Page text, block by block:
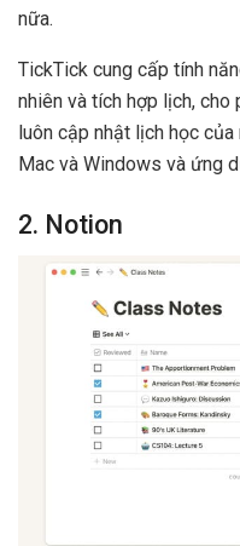
nữa.
TickTick cung cấp tính
nhiên và tích hợp lịch,
luôn cập nhật lịch học
Mac và Windows và ứng
2. Notion